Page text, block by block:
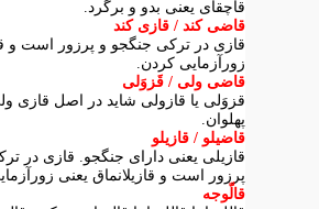
قاچقای یعنی بدو و برگرد.
قاضی کند / قازی کند
قازی در ترکی جنگجو و پرزور است و
زورآزمایی کردن.
قاضی ولی / قَزوَلی
قزوَلی یا قازولی شاید در اصل قازی
پهلوان.
قاضیلو / قازیلو
قازیلی یعنی دارای جنگجو. قازی در
پرزور است و قازیلانماق یعنی
قالّوجه